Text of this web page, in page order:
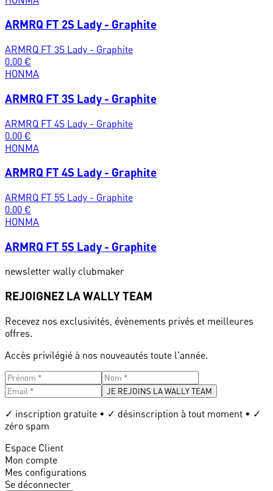
ARMRQ FT 2S Lady - Graphite
ARMRQ FT 3S Lady - Graphite
0.00 €
HONMA
ARMRQ FT 3S Lady - Graphite
ARMRQ FT 4S Lady - Graphite
0.00 €
HONMA
ARMRQ FT 4S Lady - Graphite
ARMRQ FT 5S Lady - Graphite
0.00 €
HONMA
ARMRQ FT 5S Lady - Graphite
newsletter wally clubmaker
REJOIGNEZ LA WALLY TEAM
Recevez nos exclusivités, évènements privés et meilleures
offres.
Accès privilégié à nos nouveautés toute l'année.
JE REJOINS LA WALLY TEAM
✓ inscription gratuite • ✓ désinscription à tout moment • ✓
zéro spam
Espace Client
Mon compte
Mes configurations
Se déconnecter